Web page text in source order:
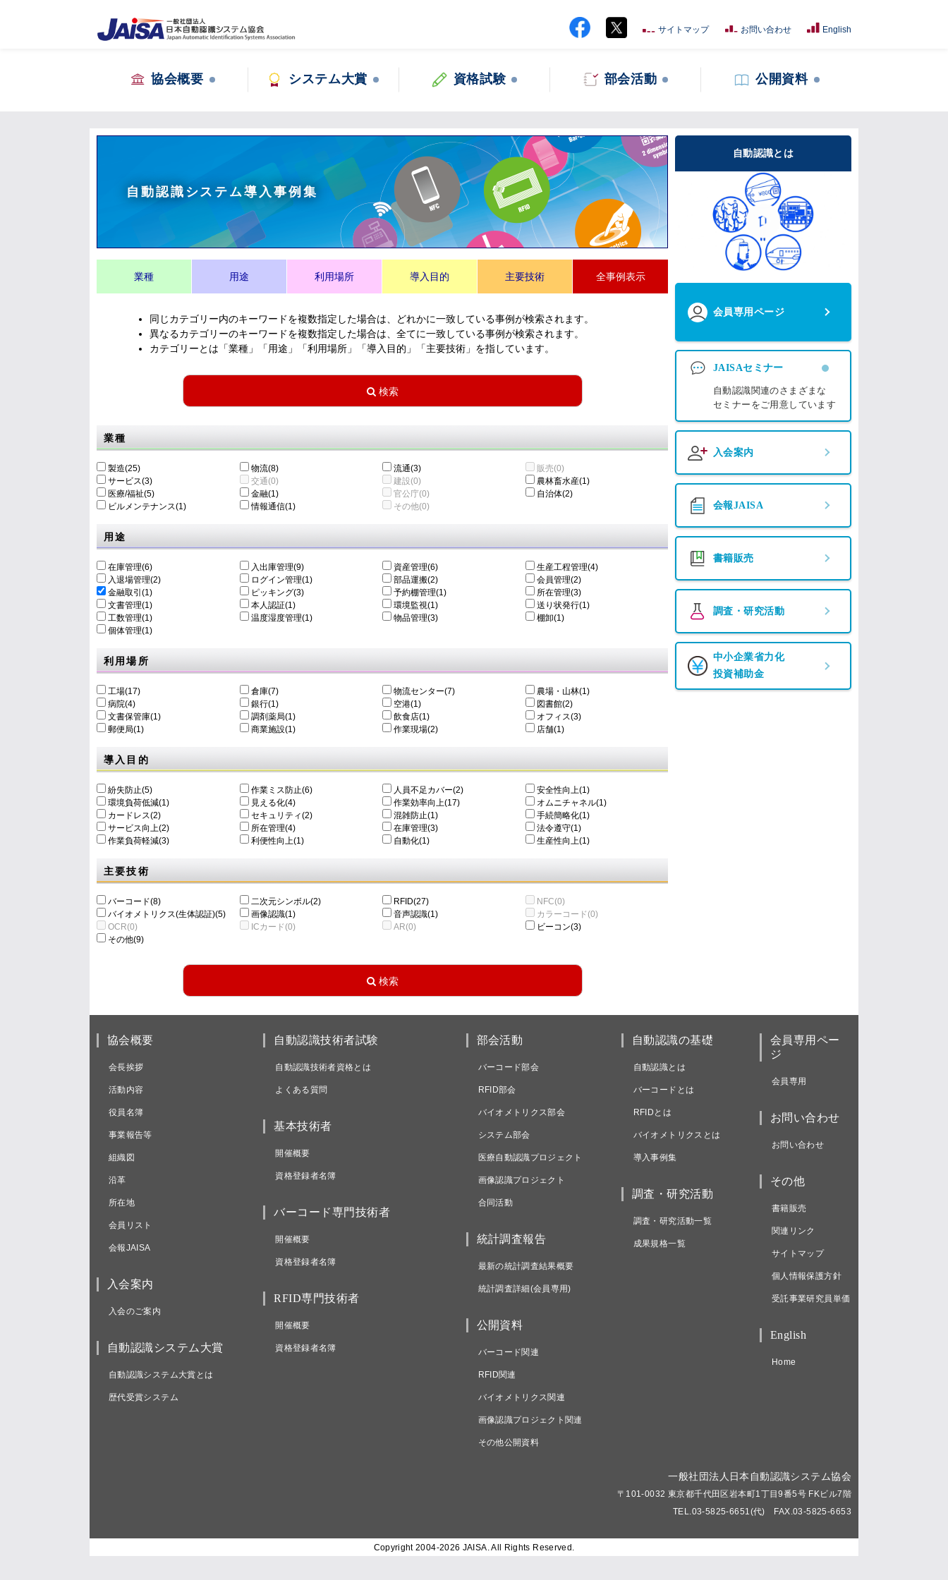
サイトマップ お問い合わせ English
協会概要 システム大賞 資格試験 部会活動 公開資料
自動認識システム導入事例集
業種 用途 利用場所 導入目的 主要技術 全事例表示
同じカテゴリー内のキーワードを複数指定した場合は、どれかに一致している事例が検索されます。
異なるカテゴリーのキーワードを複数指定した場合は、全てに一致している事例が検索されます。
カテゴリーとは「業種」「用途」「利用場所」「導入目的」「主要技術」を指しています。
業種
製造(25) 物流(8) 流通(3)
販売(0)
サービス(3)
交通(0) 建設(0)
農林畜水産(1)
医療/福祉(5)
金融(1) 官公庁(0)
自治体(2)
ビルメンテナンス(1)
情報通信(1) その他(0)
用途
在庫管理(6) 入出庫管理(9) 資産管理(6)
生産工程管理(4)
入退場管理(2)
ログイン管理(1) 部品運搬(2)
会員管理(2)
金融取引(1)
ピッキング(3) 予約棚管理(1)
所在管理(3)
文書管理(1)
本人認証(1) 環境監視(1)
送り状発行(1)
工数管理(1)
温度湿度管理(1) 物品管理(3)
棚卸(1)
個体管理(1)
利用場所
工場(17) 倉庫(7) 物流センター(7)
農場・山林(1)
病院(4)
銀行(1) 空港(1)
図書館(2)
文書保管庫(1)
調剤薬局(1) 飲食店(1)
オフィス(3)
郵便局(1)
商業施設(1) 作業現場(2) 店舗(1)
導入目的
紛失防止(5) 作業ミス防止(6) 人員不足カバー(2)
安全性向上(1)
環境負荷低減(1)
⾒える化(4) 作業効率向上(17)
オムニチャネル(1)
カードレス(2)
セキュリティ(2) 混雑防止(1)
手続簡略化(1)
サービス向上(2)
所在管理(4) 在庫管理(3)
法令遵守(1)
作業負荷軽減(3)
利便性向上(1) 自動化(1) 生産性向上(1)
主要技術
バーコード(8) 二次元シンボル(2) RFID(27)
NFC(0)
バイオメトリクス(生体認証)(5)
画像認識(1) 音声認識(1)
カラーコード(0)
OCR(0)
ICカード(0) AR(0)
ビーコン(3)
その他(9)
自動認識とは
会員専用ページ
JAISAセミナー
自動認識関連のさまざまな
セミナーをご用意しています
入会案内
会報JAISA
書籍販売
調査・研究活動
中小企業省力化
投資補助金
協会概要
会長挨拶
活動内容
役員名簿
事業報告等
組織図
沿革
所在地
会員リスト
会報JAISA
入会案内
入会のご案内
自動認識システム大賞
自動認識システム大賞とは
歴代受賞システム
自動認識技術者試験
自動認識技術者資格とは
よくある質問
基本技術者
開催概要
資格登録者名簿
バーコード専門技術者
開催概要
資格登録者名簿
RFID専門技術者
開催概要
資格登録者名簿
部会活動
バーコード部会
RFID部会
バイオメトリクス部会
システム部会
医療自動認識プロジェクト
画像認識プロジェクト
合同活動
統計調査報告
最新の統計調査結果概要
統計調査詳細(会員専用)
公開資料
バーコード関連
RFID関連
バイオメトリクス関連
画像認識プロジェクト関連
その他公開資料
自動認識の基礎
自動認識とは
バーコードとは
RFIDとは
バイオメトリクスとは
導入事例集
調査・研究活動
調査・研究活動一覧
成果規格一覧
会員専用ペー
ジ
会員専用
お問い合わせ
お問い合わせ
その他
書籍販売
関連リンク
サイトマップ
個人情報保護方針
受託事業研究員単価
English
Home
一般社団法人日本自動認識システム協会
〒101-0032 東京都千代田区岩本町1丁目9番5号 FKビル7階
TEL.03-5825-6651(代) FAX.03-5825-6653
Copyright 2004-2026 JAISA. All Rights Reserved.